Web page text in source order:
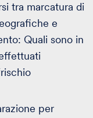
tra marcatura di
e
Quali sono in
per